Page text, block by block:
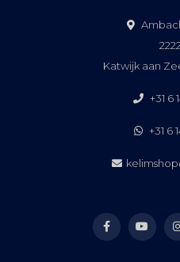
Katwijk aan
+31 6
+31 6